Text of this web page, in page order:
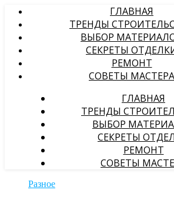
ГЛАВНАЯ
ТРЕНДЫ
ВЫБОР
СЕКРЕТЫ
РЕМОНТ
СОВЕТЫ МАСТЕРА
ГЛАВНАЯ
ТРЕНДЫ
ВЫБОР
СЕКРЕТЫ
РЕМОНТ
СОВЕТЫ
Разное